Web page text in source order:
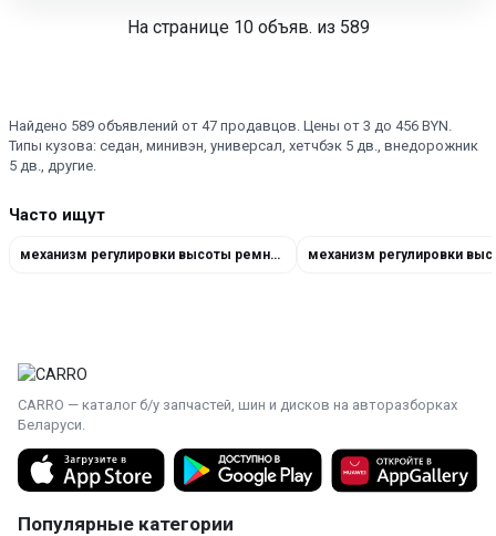
На странице 10объяв. из 589
Найдено 589 объявлений от 47 продавцов. Цены от 3 до 456 BYN.
Типы кузова: седан, минивэн, универсал, хетчбэк 5 дв., внедорожник
5 дв., другие.
Часто ищут
механизм регулировки высоты ремня безопасности 13531739
CARRO — каталог б/у запчастей, шин и дисков на авторазборках
Беларуси.
Популярные категории